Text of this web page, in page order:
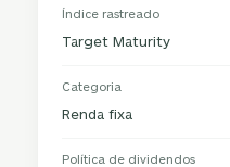
Índice rastreado
Target Maturity
Categoria
Renda fixa
Política de dividendos